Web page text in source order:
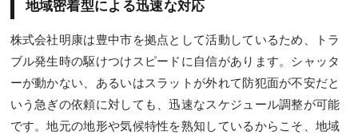
地域密着型による迅速な対応
株式会社明康は豊中市を拠点として活動しているため、トラ
ブル発生時の駆けつけスピードに自信があります。シャッタ
ーが動かない、あるいはスラットが外れて防犯面が不安だと
いう急ぎの依頼に対しても、迅速なスケジュール調整が可能
です。地元の地形や気候特性を熟知しているからこそ、地域